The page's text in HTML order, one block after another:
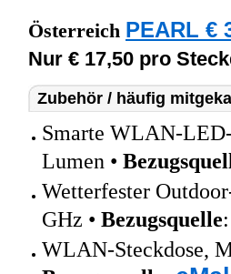
Österreich PEARL €
Nur € 17,50 pro
Zubehör / häufig
Smarte WLAN-
Lumen •
Wetterfester
GHz • Bezugsquelle
WLAN-Steckdose,